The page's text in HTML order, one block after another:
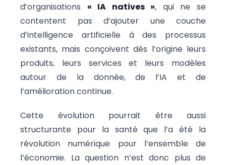
d’organisations « IA natives », qui ne se
contentent pas d’ajouter une couche
d’intelligence artificielle à des processus
existants, mais conçoivent dès l’origine leurs
produits, leurs services et leurs modèles
autour de la donnée, de l’IA et de
l’amélioration continue.
Cette évolution pourrait être aussi
structurante pour la santé que l’a été la
révolution numérique pour l’ensemble de
l’économie. La question n’est donc plus de